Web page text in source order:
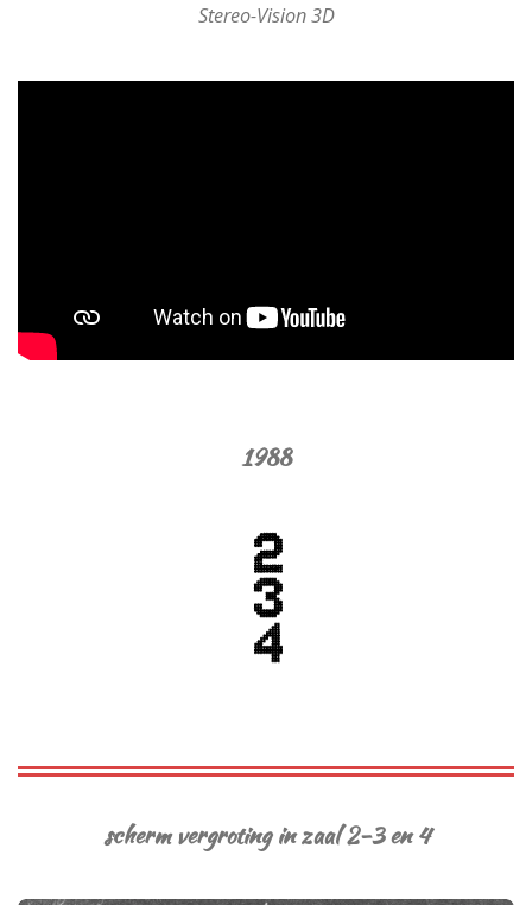
Stereo-Vision 3D
1988
scherm vergroting in zaal 2-3 en 4